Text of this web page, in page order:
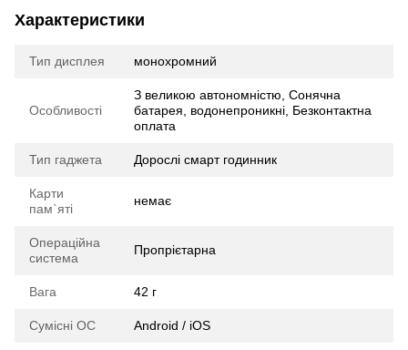
Характеристики
Тип дисплея монохромний
Особливості
З великою автономністю, Сонячна
батарея, водонепроникні, Безконтактна
оплата
Тип гаджета Дорослі смарт годинник
Карти
пам`яті
немає
Операційна
система
Пропрієтарна
Вага 42 г
Сумісні ОС Android / iOS